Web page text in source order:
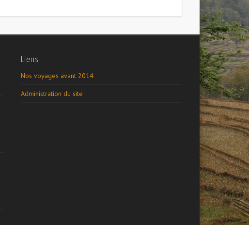
Liens
Nos voyages avant 2014
Administration du site